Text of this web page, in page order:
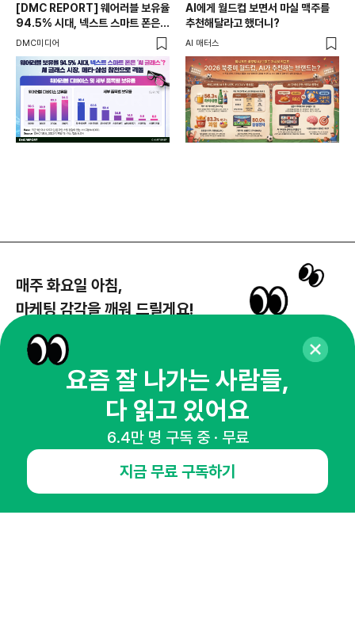
[DMC REPORT] 웨어러블 보유율
94.5% 시대, 넥스트 스마트 폰은
‘AI 글래스’ AI 글래스 시장, 메타·
DMC미디어
AI에게 월드컵 보면서 마실 맥주를
추천해달라고 했더니?
AI 매터스
매주 화요일 아침,
마케팅 감각을 깨워 드릴게요!
뉴스레터 구독하기
오픈애즈란
요즘 잘 나가는 사람들,
다 읽고 있어요
6.4만 명 구독 중 · 무료
지금 무료 구독하기